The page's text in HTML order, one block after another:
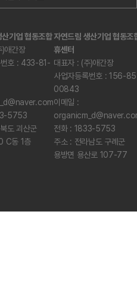
산기업 협동조합
)애간장
번호 : 433-81-
5753
도 괴산군
C동 1층
자연드림 생산기업 협동조
휴센터
대표자 : (주)애간장
사업자등록번호 : 156-
00843
이메일 :
전화 : 1833-5753
주소 : 전라남도 구례군
용방면 용산로 107-77